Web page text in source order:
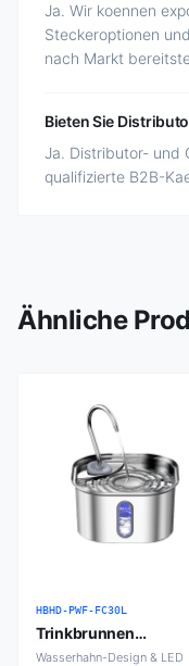
Ja. Wir koennen
Steckeroptionen
nach Markt
Bieten Sie
Ja. Distributor- und
qualifizierte B2B-
Ähnliche
HBHD-PWF-FC30L
Trinkbrunnen
Wasserhahn 3,0L
Wasserhahn-Design & LED